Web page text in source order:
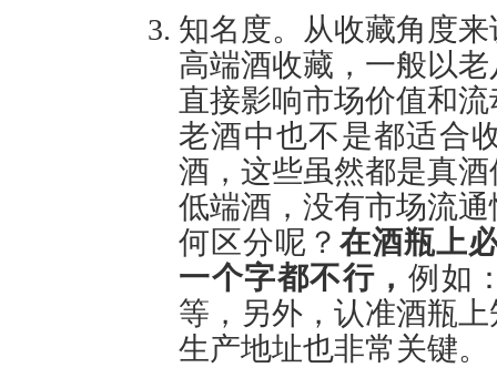
知名度。从收藏角度
高端酒收藏，一般以
直接影响市场价值和
老酒中也不是都适合
酒，这些虽然都是真
低端酒，没有市场流
何区分呢？ 在酒瓶上
一个字都不行， 例如
等，另外，认准酒瓶
生产地址也非常关键。